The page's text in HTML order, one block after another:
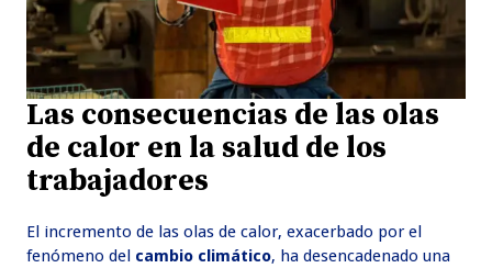
Las consecuencias de las olas
de calor en la salud de los
trabajadores
El incremento de las olas de calor, exacerbado por el
fenómeno del cambio climático, ha desencadenado una